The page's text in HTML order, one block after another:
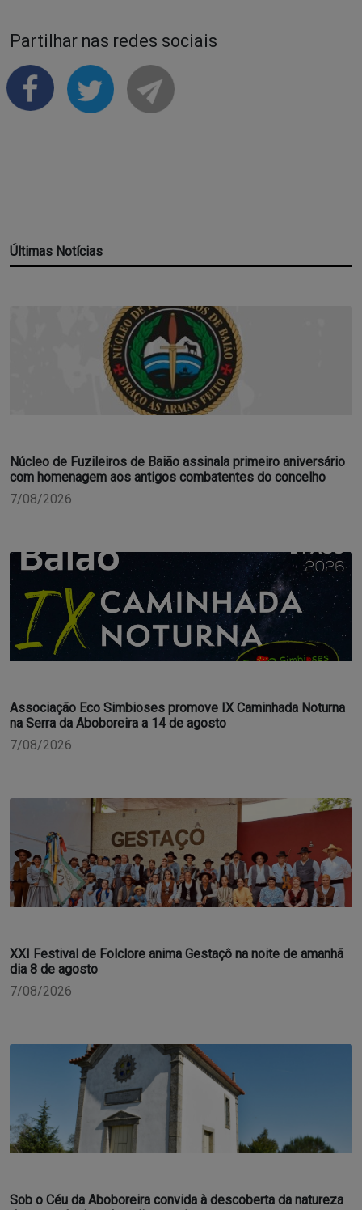
Partilhar nas redes sociais
Últimas Notícias
Núcleo de Fuzileiros de Baião assinala primeiro aniversário
com homenagem aos antigos combatentes do concelho
7/08/2026
Associação Eco Simbioses promove IX Caminhada Noturna
na Serra da Aboboreira a 14 de agosto
7/08/2026
XXI Festival de Folclore anima Gestaçô na noite de amanhã
dia 8 de agosto
7/08/2026
Sob o Céu da Aboboreira convida à descoberta da natureza